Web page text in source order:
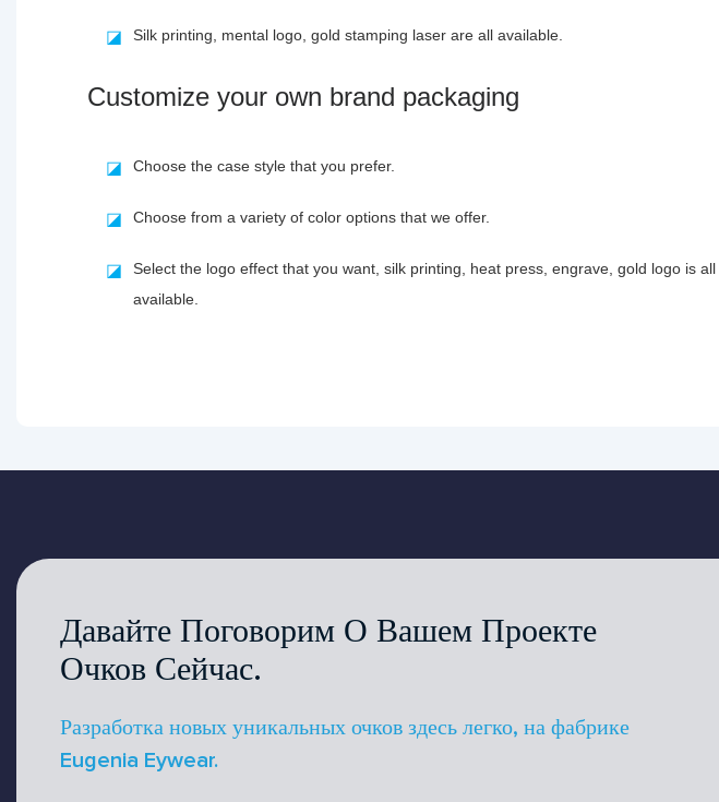
◪ Silk printing, mental logo, gold stamping laser are all available.
Customize your own brand packaging
◪ Choose the case style that you prefer.
◪ Choose from a variety of color options that we offer.
◪
Select the logo effect that you want, silk printing, heat press, engrave, gold logo is all
available.
Давайте Поговорим О Вашем Проекте
Очков Сейчас.
Разработка новых уникальных очков здесь легко, на фабрике
Eugenia Eywear.